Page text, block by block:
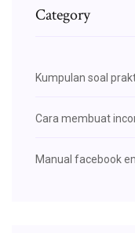
Category
Kumpulan soal
Cara membuat
Manual facebook